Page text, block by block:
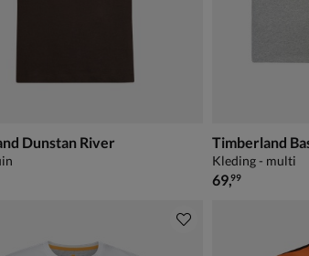
Dunstan River Timberland
Kleding - multi
€ 69,99
69,99